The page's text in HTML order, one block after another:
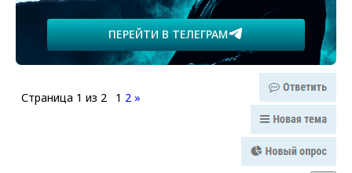
ПЕРЕЙТИ В ТЕЛЕГРАМ
Страница 1 из 2 1 2 »